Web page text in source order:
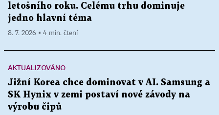
letošního roku. Celému trhu dominuje
jedno hlavní téma
8. 7. 2026 ▪ 4 min. čtení
AKTUALIZOVÁNO
Jižní Korea chce dominovat v AI. Samsung a
SK Hynix v zemi postaví nové závody na
výrobu čipů